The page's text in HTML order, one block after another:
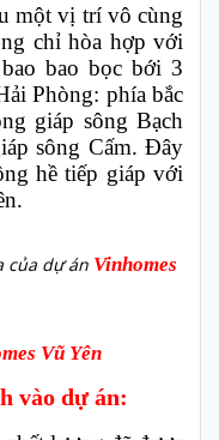
một vị trí vô cùng
chỉ hòa hợp với
bao bọc bới 3
Phòng: phía bắc
giáp sông Bạch
sông Cấm. Đây
hề tiếp giáp với
của dự án Vinhomes
Vũ Yên
vào dự án: